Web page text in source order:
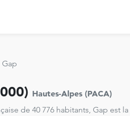
Gap
Hautes-Alpes (PACA)
de 40 776 habitants, Gap est